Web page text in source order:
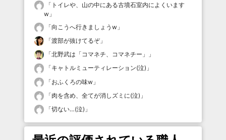
「 トイレや、山の中にある古墳石室内によくいます
w 」
「向こうへ行きましょうw 」
「渡部が抜けてるぞ」
「北野武は「コマネチ、コマネチー」
」
「キャトルミューティレーション(泣) 」
「おふくろの味w 」
「肉を含め、全てが消しズミに(泣) 」
「切ない…(泣) 」